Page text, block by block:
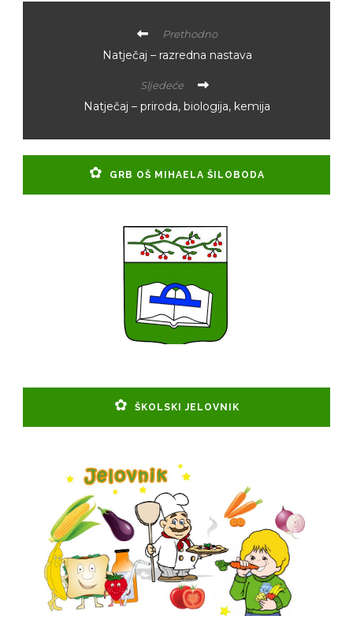
Prethodno
Natječaj – razredna nastava
Sljedeće
Natječaj – priroda, biologija, kemija
GRB OŠ MIHAELA ŠILOBODA
ŠKOLSKI JELOVNIK